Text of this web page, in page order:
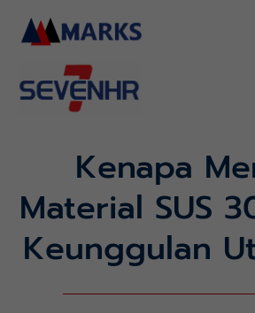
konten
Kenapa
Material SUS
Keunggulan